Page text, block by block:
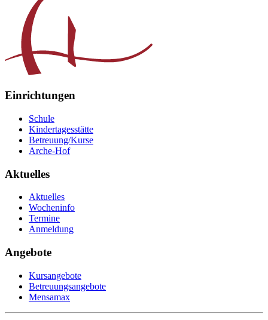
Einrichtungen
Schule
Kindertagesstätte
Betreuung/Kurse
Arche-Hof
Aktuelles
Aktuelles
Wocheninfo
Termine
Anmeldung
Angebote
Kursangebote
Betreuungsangebote
Mensamax